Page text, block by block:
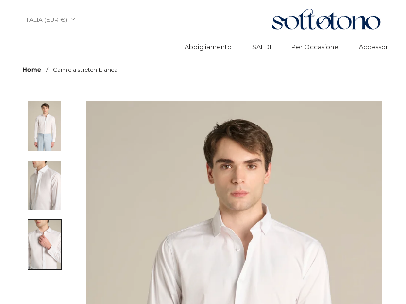
Abbigliamento
SALDI
Per Occasione
Accessori
Paese/Area
ITALIA (EUR €)
Home Camicia stretch bianca